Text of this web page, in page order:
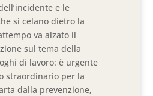
e le
si celano dietro la
va alzato il
sul tema della
di lavoro: è urgente
straordinario per la
dalla prevenzione,